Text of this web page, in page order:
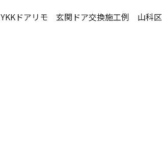
YKKドアリモ 玄関ドア交換施工例 山科区